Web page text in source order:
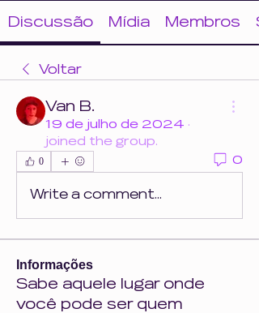
Discussão Mídia Membros
Voltar
Van B.
19 de julho de 2024 ·
joined the group.
0 0
Write a comment...
Informações
Sabe aquele lugar onde
você pode ser quem